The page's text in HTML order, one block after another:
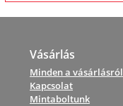
Vásárlás
Minden a vásárlásról
Kapcsolat
Mintaboltunk